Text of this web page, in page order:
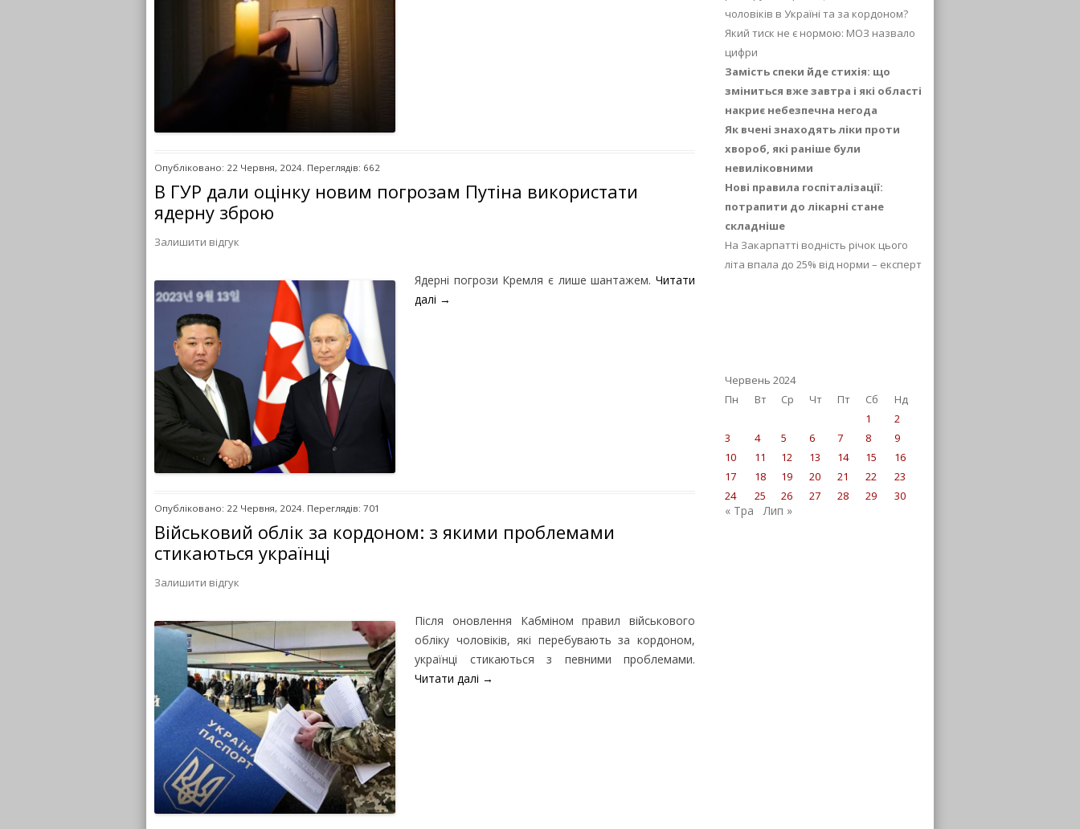
Опубліковано: 22 Червня, 2024. Переглядів: 662
В ГУР дали оцінку новим погрозам Путіна використати
ядерну зброю
Залишити відгук
Ядерні погрози Кремля є лише шантажем. Читати
далі →
Опубліковано: 22 Червня, 2024. Переглядів: 701
Військовий облік за кордоном: з якими проблемами
стикаються українці
Залишити відгук
Після оновлення Кабміном правил військового
обліку чоловіків, які перебувають за кордоном,
українці стикаються з певними проблемами.
Читати далі →
чоловіків в Україні та за кордоном?
Який тиск не є нормою: МОЗ назвало
цифри
Замість спеки йде стихія: що
зміниться вже завтра і які області
накриє небезпечна негода
Як вчені знаходять ліки проти
хвороб, які раніше були
невиліковними
Нові правила госпіталізації:
потрапити до лікарні стане
складніше
На Закарпатті водність річок цього
літа впала до 25% від норми – експерт
Червень 2024
Пн
Вт Ср Чт Пт Сб
Нд
1
2
3
4 5 6 7 8
9
10
11 12 13 14 15
16
17
18 19 20 21 22
23
24
25 26 27 28 29 30
« Тра Лип »